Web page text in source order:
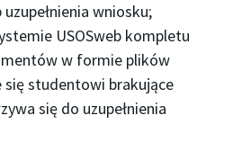
wniosku;
USOSweb kompletu
w formie plików
studentowi brakujące
się do uzupełnienia